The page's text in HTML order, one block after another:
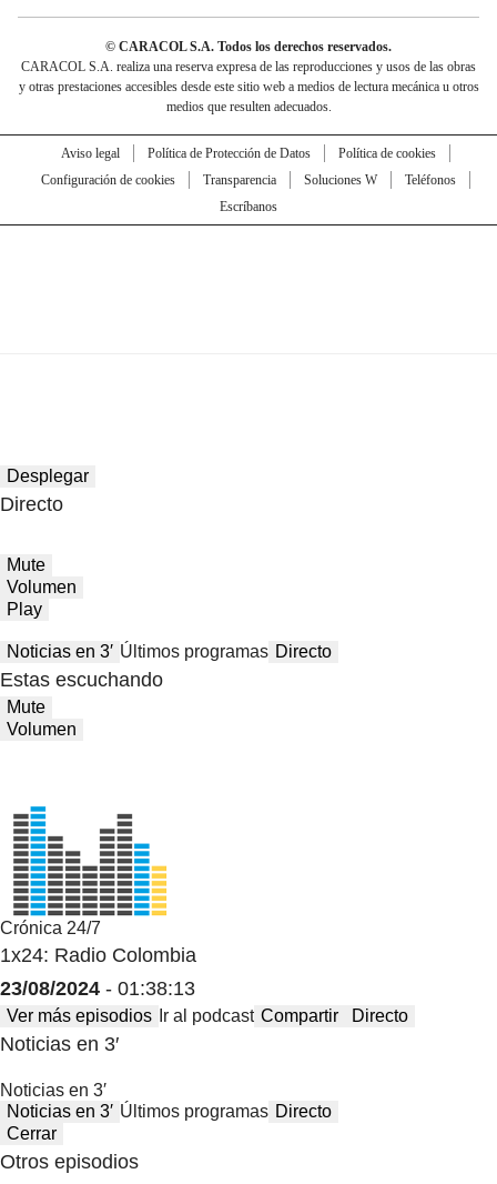
© CARACOL S.A. Todos los derechos reservados.
CARACOL S.A. realiza una reserva expresa de las reproducciones y usos de las obras
y otras prestaciones accesibles desde este sitio web a medios de lectura mecánica u otros
medios que resulten adecuados.
Aviso legal Política de Protección de Datos
Política de cookies
Configuración de cookies
Transparencia Soluciones W
Teléfonos
Escríbanos
Desplegar
Directo
Mute
Volumen
Play
Noticias en 3′ Últimos programas Directo
Estas escuchando
Mute
Volumen
Crónica 24/7
1x24: Radio Colombia
23/08/2024 - 01:38:13
Ver más episodios Ir al podcast Compartir Directo
Noticias en 3′
Noticias en 3′
Noticias en 3′ Últimos programas Directo
Cerrar
Otros episodios